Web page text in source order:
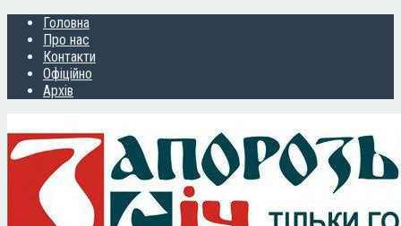
Головна
Про нас
Контакти
Офіційно
Архів